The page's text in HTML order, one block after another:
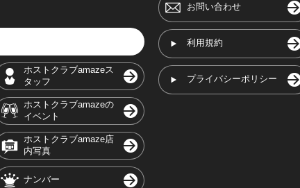
ホストクラブamazeス
タッフ
ホストクラブamazeの
イベント
ホストクラブamaze店
内写真
ナンバー
お問い合わせ
利用規約
プライバシーポリシー